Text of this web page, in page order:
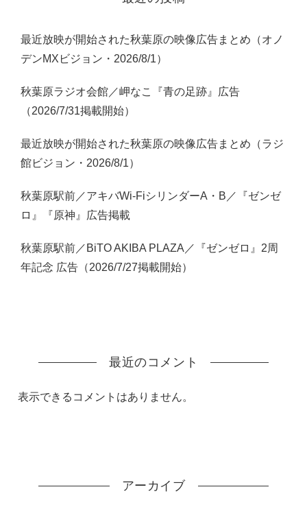
最近放映が開始された秋葉原の映像広告まとめ（オノ
デンMXビジョン・2026/8/1）
秋葉原ラジオ会館／岬なこ『青の足跡』広告
（2026/7/31掲載開始）
最近放映が開始された秋葉原の映像広告まとめ（ラジ
館ビジョン・2026/8/1）
秋葉原駅前／アキバWi-FiシリンダーA・B／『ゼンゼ
ロ』『原神』広告掲載
秋葉原駅前／BiTO AKIBA PLAZA／『ゼンゼロ』2周
年記念 広告（2026/7/27掲載開始）
最近のコメント
表示できるコメントはありません。
アーカイブ